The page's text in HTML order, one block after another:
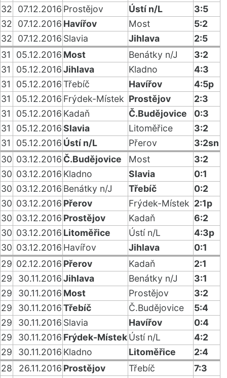
32
07.12.2016 Prostějov Ústí n/L
3:5
32
07.12.2016 Havířov Most
5:2
32
07.12.2016 Slavia Jihlava
2:5
31
05.12.2016 Most Benátky n/J
3:2
31
05.12.2016Jihlava Kladno
4:3
31
05.12.2016Třebíč Havířov
4:5p
31
05.12.2016 Frýdek-Místek Prostějov
2:3
31
05.12.2016 Kadaň Č.Budějovice
0:3
31
05.12.2016Slavia Litoměřice
3:2
31
05.12.2016 Ústí n/L Přerov
3:2sn
30 03.12.2016 Č.Budějovice Most
3:2
30 03.12.2016 Kladno Slavia
0:1
30 03.12.2016 Benátky n/J Třebíč
0:2
30 03.12.2016 Přerov Frýdek-Místek 2:1p
30 03.12.2016 Prostějov Kadaň
6:2
30 03.12.2016 Litoměřice Ústí n/L
4:3p
30 03.12.2016 Havířov Jihlava
0:1
29 02.12.2016 Přerov Kadaň
2:1
29
30.11.2016Jihlava Benátky n/J
3:1
29
30.11.2016 Most Prostějov
3:2
29
30.11.2016Třebíč Č.Budějovice
5:4
29
30.11.2016 Slavia Havířov
0:4
29
30.11.2016 Frýdek-MístekÚstí n/L
4:2
29
30.11.2016 Kladno Litoměřice
2:4
28
26.11.2016 Prostějov Třebíč
7:3